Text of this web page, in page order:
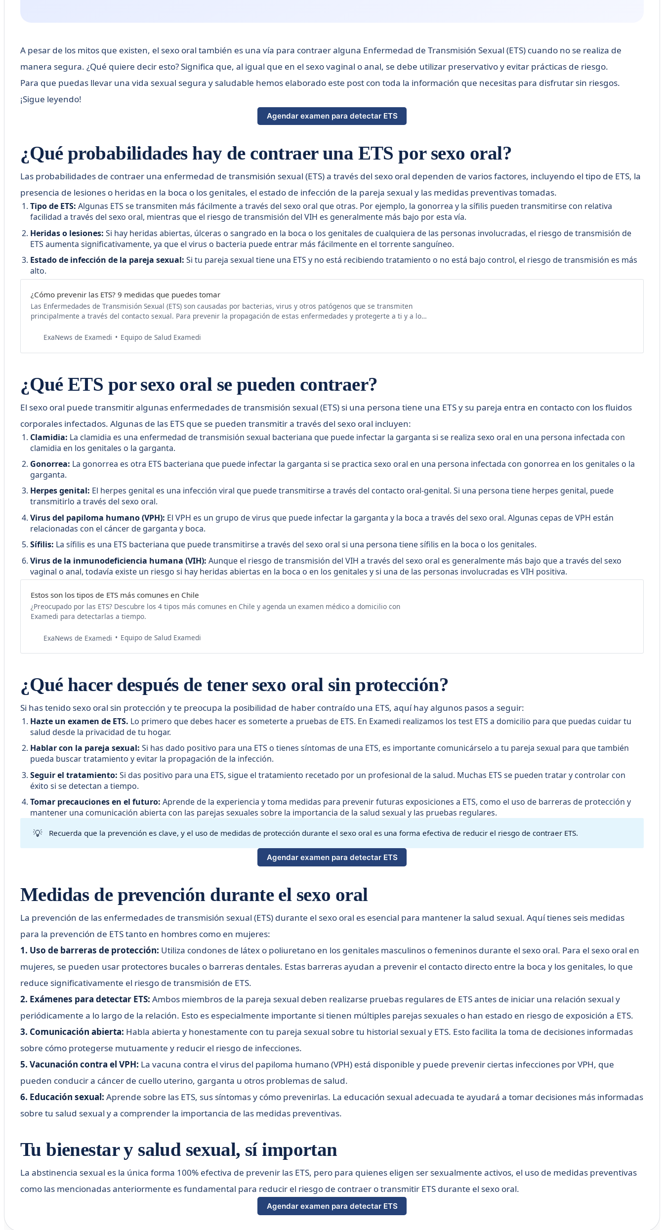
A pesar de los mitos que existen, el sexo oral también es una vía para contraer alguna Enfermedad de Transmisión Sexual (ETS) cuando no se realiza de
manera segura. ¿Qué quiere decir esto? Significa que, al igual que en el sexo vaginal o anal, se debe utilizar preservativo y evitar prácticas de riesgo.
Para que puedas llevar una vida sexual segura y saludable hemos elaborado este post con toda la información que necesitas para disfrutar sin riesgos.
¡Sigue leyendo!
Agendar examen para detectar ETS
¿Qué probabilidades hay de contraer una ETS por sexo oral?
Las probabilidades de contraer una enfermedad de transmisión sexual (ETS) a través del sexo oral dependen de varios factores, incluyendo el tipo de ETS, la
presencia de lesiones o heridas en la boca o los genitales, el estado de infección de la pareja sexual y las medidas preventivas tomadas.
Tipo de ETS: Algunas ETS se transmiten más fácilmente a través del sexo oral que otras. Por ejemplo, la gonorrea y la sífilis pueden transmitirse con relativa
facilidad a través del sexo oral, mientras que el riesgo de transmisión del VIH es generalmente más bajo por esta vía.
Heridas o lesiones: Si hay heridas abiertas, úlceras o sangrado en la boca o los genitales de cualquiera de las personas involucradas, el riesgo de transmisión de
ETS aumenta significativamente, ya que el virus o bacteria puede entrar más fácilmente en el torrente sanguíneo.
Estado de infección de la pareja sexual: Si tu pareja sexual tiene una ETS y no está recibiendo tratamiento o no está bajo control, el riesgo de transmisión es más
alto.
¿Cómo prevenir las ETS? 9 medidas que puedes tomar
Las Enfermedades de Transmisión Sexual (ETS) son causadas por bacterias, virus y otros patógenos que se transmiten
principalmente a través del contacto sexual. Para prevenir la propagación de estas enfermedades y protegerte a ti y a los
ExaNews de Examedi
Equipo de Salud Examedi
¿Qué ETS por sexo oral se pueden contraer?
El sexo oral puede transmitir algunas enfermedades de transmisión sexual (ETS) si una persona tiene una ETS y su pareja entra en contacto con los fluidos
corporales infectados. Algunas de las ETS que se pueden transmitir a través del sexo oral incluyen:
Clamidia: La clamidia es una enfermedad de transmisión sexual bacteriana que puede infectar la garganta si se realiza sexo oral en una persona infectada con
clamidia en los genitales o la garganta.
Gonorrea: La gonorrea es otra ETS bacteriana que puede infectar la garganta si se practica sexo oral en una persona infectada con gonorrea en los genitales o la
garganta.
Herpes genital: El herpes genital es una infección viral que puede transmitirse a través del contacto oral-genital. Si una persona tiene herpes genital, puede
transmitirlo a través del sexo oral.
Virus del papiloma humano (VPH): El VPH es un grupo de virus que puede infectar la garganta y la boca a través del sexo oral. Algunas cepas de VPH están
relacionadas con el cáncer de garganta y boca.
Sífilis: La sífilis es una ETS bacteriana que puede transmitirse a través del sexo oral si una persona tiene sífilis en la boca o los genitales.
Virus de la inmunodeficiencia humana (VIH): Aunque el riesgo de transmisión del VIH a través del sexo oral es generalmente más bajo que a través del sexo
vaginal o anal, todavía existe un riesgo si hay heridas abiertas en la boca o en los genitales y si una de las personas involucradas es VIH positiva.
Estos son los tipos de ETS más comunes en Chile
¿Preocupado por las ETS? Descubre los 4 tipos más comunes en Chile y agenda un examen médico a domicilio con
Examedi para detectarlas a tiempo.
ExaNews de Examedi Equipo de Salud Examedi
¿Qué hacer después de tener sexo oral sin protección?
Si has tenido sexo oral sin protección y te preocupa la posibilidad de haber contraído una ETS, aquí hay algunos pasos a seguir:
Hazte un examen de ETS. Lo primero que debes hacer es someterte a pruebas de ETS. En Examedi realizamos los test ETS a domicilio para que puedas cuidar tu
salud desde la privacidad de tu hogar.
Hablar con la pareja sexual: Si has dado positivo para una ETS o tienes síntomas de una ETS, es importante comunicárselo a tu pareja sexual para que también
pueda buscar tratamiento y evitar la propagación de la infección.
Seguir el tratamiento: Si das positivo para una ETS, sigue el tratamiento recetado por un profesional de la salud. Muchas ETS se pueden tratar y controlar con
éxito si se detectan a tiempo.
Tomar precauciones en el futuro: Aprende de la experiencia y toma medidas para prevenir futuras exposiciones a ETS, como el uso de barreras de protección y
mantener una comunicación abierta con las parejas sexuales sobre la importancia de la salud sexual y las pruebas regulares.
💡 Recuerda que la prevención es clave, y el uso de medidas de protección durante el sexo oral es una forma efectiva de reducir el riesgo de contraer ETS.
Agendar examen para detectar ETS
Medidas de prevención durante el sexo oral
La prevención de las enfermedades de transmisión sexual (ETS) durante el sexo oral es esencial para mantener la salud sexual. Aquí tienes seis medidas
para la prevención de ETS tanto en hombres como en mujeres:
1. Uso de barreras de protección: Utiliza condones de látex o poliuretano en los genitales masculinos o femeninos durante el sexo oral. Para el sexo oral en
mujeres, se pueden usar protectores bucales o barreras dentales. Estas barreras ayudan a prevenir el contacto directo entre la boca y los genitales, lo que
reduce significativamente el riesgo de transmisión de ETS.
2. Exámenes para detectar ETS: Ambos miembros de la pareja sexual deben realizarse pruebas regulares de ETS antes de iniciar una relación sexual y
periódicamente a lo largo de la relación. Esto es especialmente importante si tienen múltiples parejas sexuales o han estado en riesgo de exposición a ETS.
3. Comunicación abierta: Habla abierta y honestamente con tu pareja sexual sobre tu historial sexual y ETS. Esto facilita la toma de decisiones informadas
sobre cómo protegerse mutuamente y reducir el riesgo de infecciones.
5. Vacunación contra el VPH: La vacuna contra el virus del papiloma humano (VPH) está disponible y puede prevenir ciertas infecciones por VPH, que
pueden conducir a cáncer de cuello uterino, garganta u otros problemas de salud.
6. Educación sexual: Aprende sobre las ETS, sus síntomas y cómo prevenirlas. La educación sexual adecuada te ayudará a tomar decisiones más informadas
sobre tu salud sexual y a comprender la importancia de las medidas preventivas.
Tu bienestar y salud sexual, sí importan
La abstinencia sexual es la única forma 100% efectiva de prevenir las ETS, pero para quienes eligen ser sexualmente activos, el uso de medidas preventivas
como las mencionadas anteriormente es fundamental para reducir el riesgo de contraer o transmitir ETS durante el sexo oral.
Agendar examen para detectar ETS